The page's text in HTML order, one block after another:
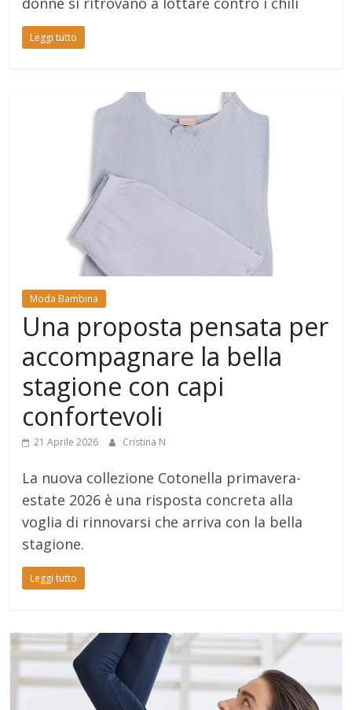
Leggi tutto
Moda Bambina
Una proposta pensata per
accompagnare la bella
stagione con capi
confortevoli
21 Aprile 2026 Cristina N
La nuova collezione Cotonella primavera-
estate 2026 è una risposta concreta alla
voglia di rinnovarsi che arriva con la bella
stagione.
Leggi tutto